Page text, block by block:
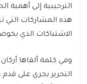
الترحيبية إلى أهمية
هذه المشاركات التي
الاشتباكات الذي
وفي كلمة ألقاها
التحرير يجري على